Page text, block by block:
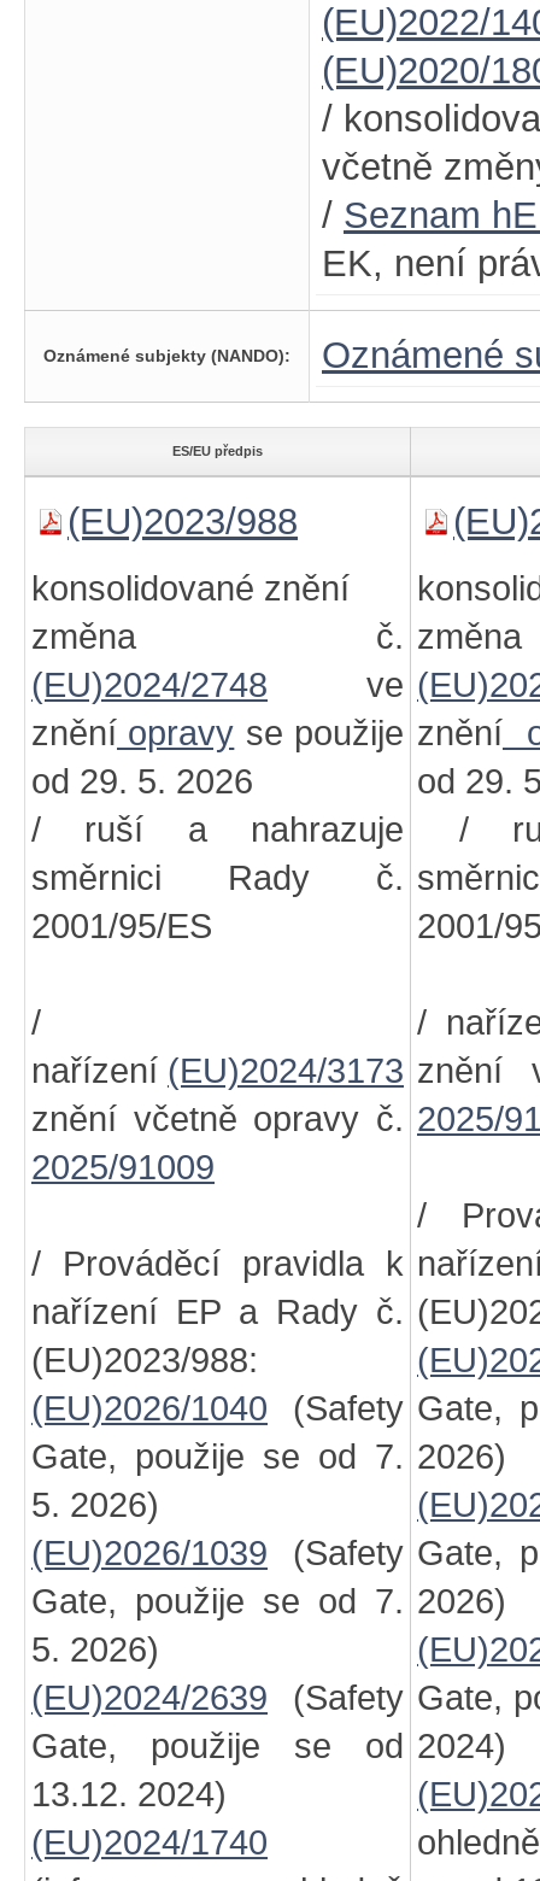
(EU)2022/
(EU)2020/
/
včetně
/ Seznam
EK, není
Oznámené subjekty (NANDO): Oznámené
ES/EU předpis
(EU)2023/988
konsolidované znění
změna č.
(EU)2024/2748 ve
znění opravy se použije
od 29. 5. 2026
/ ruší a nahrazuje
směrnici Rady č.
2001/95/ES
/
nařízení (EU)2024/3173
znění včetně opravy č.
2025/91009
/ Prováděcí pravidla k
nařízení EP a Rady č.
(EU)2023/988:
(EU)2026/1040 (Safety
Gate, použije se od 7.
5. 2026)
(EU)2026/1039 (Safety
Gate, použije se od 7.
5. 2026)
(EU)2024/2639 (Safety
Gate, použije se od
13.12. 2024)
(EU)2024/1740
znění
od 29.
/
2001/
/
znění
2025/
/
Gate,
2026)
Gate,
2026)
Gate,
2024)